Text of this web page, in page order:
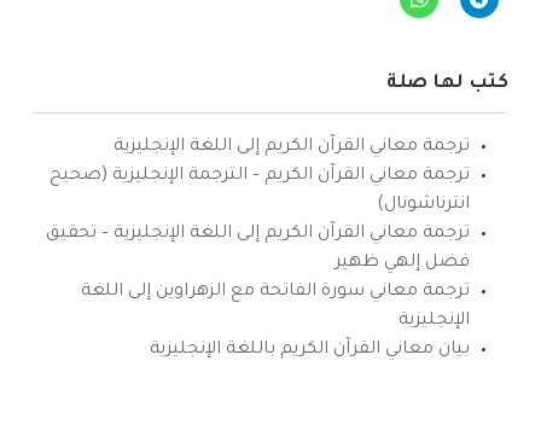
كتب لها صلة
ترجمة معاني القرآن الكريم إلى اللغة الإنجليزية
ترجمة معاني القرآن الكريم – الترجمة الإنجليزية (صحيح
انترناشونال)
ترجمة معاني القرآن الكريم إلى اللغة الإنجليزية – تحقيق
فضل إلهي ظهير
ترجمة معاني سورة الفاتحة مع الزهراوين إلى اللغة
الإنجليزية
بيان معاني القرآن الكريم باللغة الإنجليزية